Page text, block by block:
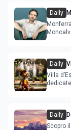
Daily
Daily
Villa
Daily
Scopro